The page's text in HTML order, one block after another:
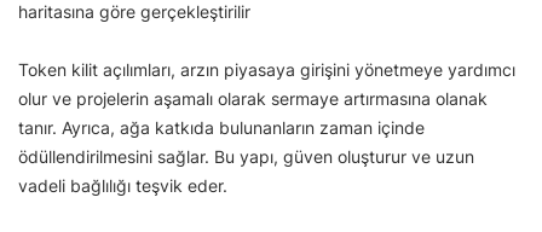
haritasına göre gerçekleştirilir
Token kilit açılımları, arzın piyasaya girişini yönetmeye yardımcı
olur ve projelerin aşamalı olarak sermaye artırmasına olanak
tanır. Ayrıca, ağa katkıda bulunanların zaman içinde
ödüllendirilmesini sağlar. Bu yapı, güven oluşturur ve uzun
vadeli bağlılığı teşvik eder.